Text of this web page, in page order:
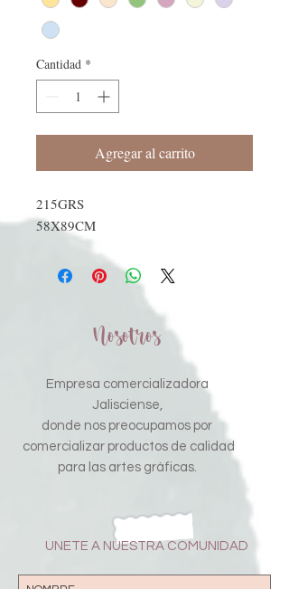
Cantidad *
Agregar al carrito
215GRS
58X89CM
Nosotros
Empresa comercializadora
Jalisciense,
donde nos preocupamos por
comercializar productos de calidad
para las artes gráficas.
UNETE A NUESTRA COMUNIDAD